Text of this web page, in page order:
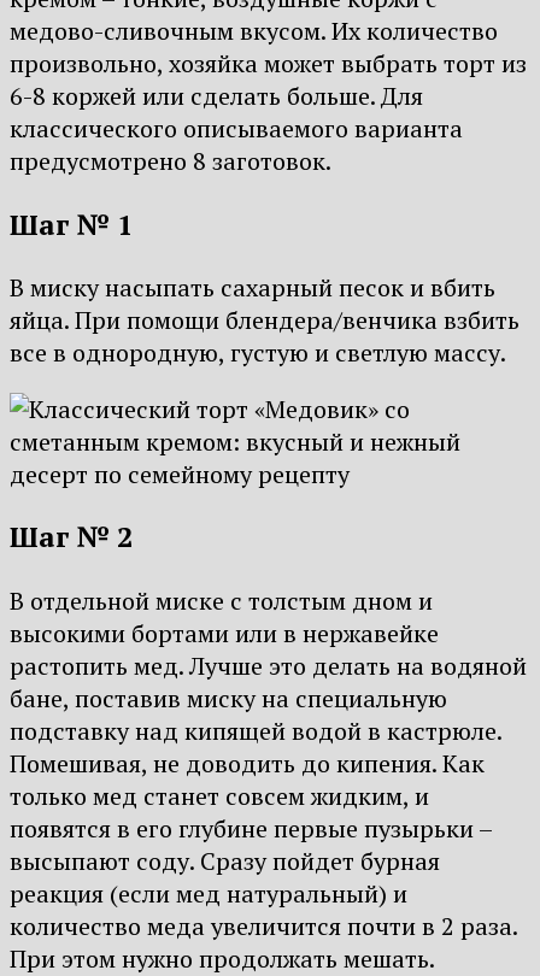
медово-сливочным вкусом. Их количество
произвольно, хозяйка может выбрать торт из
6-8 коржей или сделать больше. Для
классического описываемого варианта
предусмотрено 8 заготовок.
Шаг № 1
В миску насыпать сахарный песок и вбить
яйца. При помощи блендера/венчика взбить
все в однородную, густую и светлую массу.
Шаг № 2
В отдельной миске с толстым дном и
высокими бортами или в нержавейке
растопить мед. Лучше это делать на водяной
бане, поставив миску на специальную
подставку над кипящей водой в кастрюле.
Помешивая, не доводить до кипения. Как
только мед станет совсем жидким, и
появятся в его глубине первые пузырьки –
высыпают соду. Сразу пойдет бурная
реакция (если мед натуральный) и
количество меда увеличится почти в 2 раза.
При этом нужно продолжать мешать.